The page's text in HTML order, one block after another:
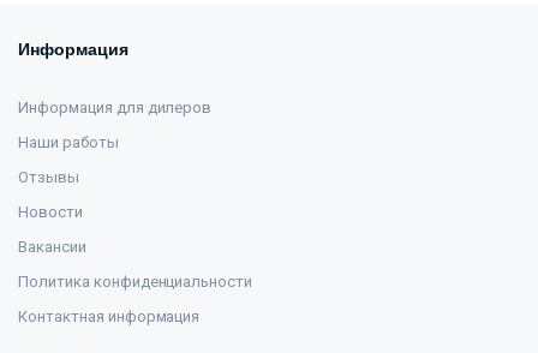
Информация
Информация для дилеров
Наши работы
Отзывы
Новости
Вакансии
Политика конфиденциальности
Контактная информация